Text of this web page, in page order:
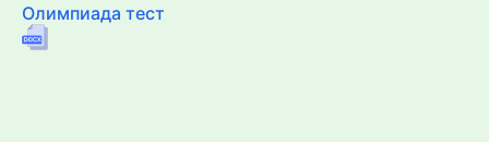
Олимпиада тест